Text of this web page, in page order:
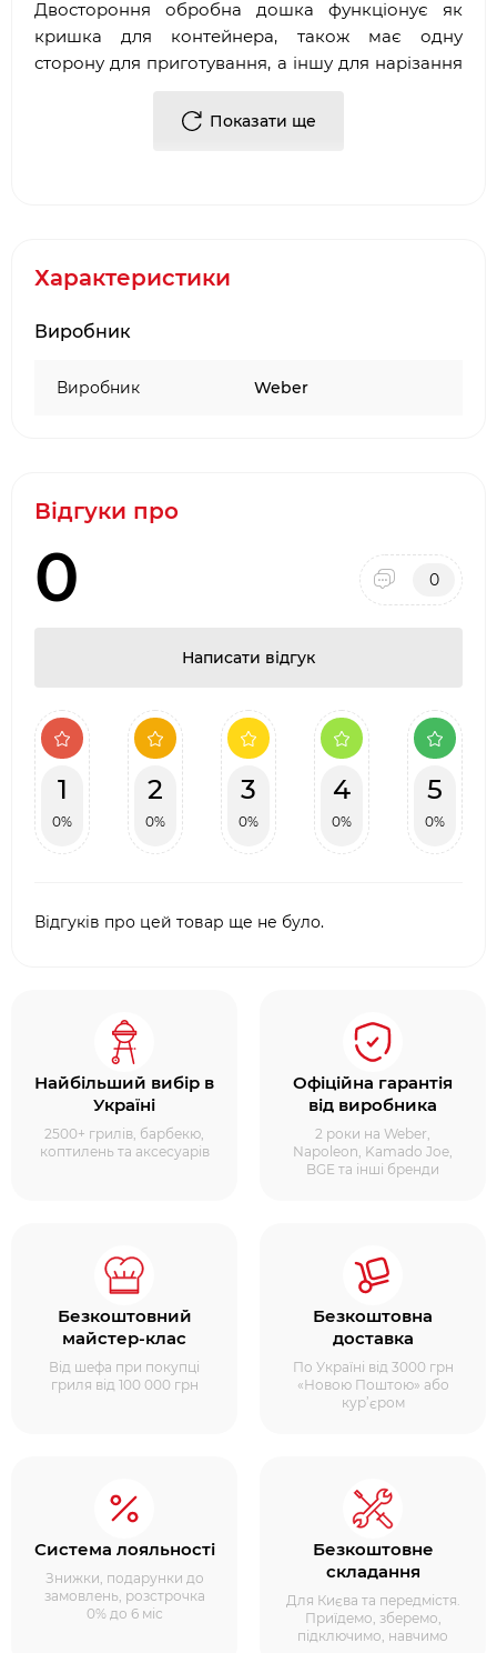
Двостороння обробна дошка функціонує як
кришка для контейнера, також має одну
сторону для приготування, а іншу для нарізання
Можна мити в посудомийній машині
Показати ще
Характеристики
Виробник
Виробник Weber
Відгуки про
0 0
Написати відгук
1
0%
2
0%
3
0%
4
0%
5
0%
Відгуків про цей товар ще не було.
Найбільший вибір в
Україні
2500+ грилів, барбекю,
коптилень та аксесуарів
Офіційна гарантія
від виробника
2 роки на Weber,
Napoleon, Kamado Joe,
BGE та інші бренди
Безкоштовний
майстер-клас
Від шефа при покупці
гриля від 100 000 грн
Безкоштовна
доставка
По Україні від 3000 грн
«Новою Поштою» або
кур’єром
Система лояльності
Знижки, подарунки до
замовлень, розстрочка
0% до 6 міс
Безкоштовне
складання
Для Києва та передмістя.
Приїдемо, зберемо,
підключимо, навчимо